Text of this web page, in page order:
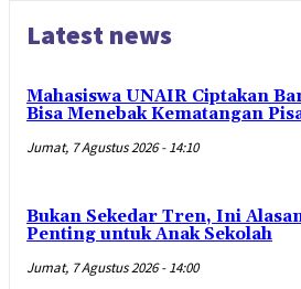
Latest news
Mahasiswa UNAIR Ciptakan
Bisa Menebak Kematangan
Jumat, 7 Agustus 2026 - 14:10
Bukan Sekedar Tren, Ini
Penting untuk Anak Sekolah
Jumat, 7 Agustus 2026 - 14:00